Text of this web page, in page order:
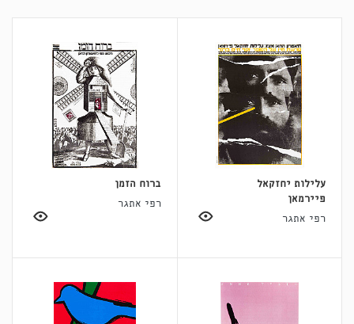
עלילות יחזקאל
פיירמאן
רפי אתגר
ברוח הזמן
רפי אתגר